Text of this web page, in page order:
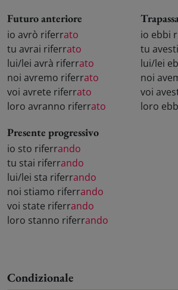
Futuro anteriore
io avrò riferrato
tu avrai riferrato
lui/lei avrà riferrato
noi avremo riferrato
voi avrete riferrato
loro avranno riferrato
io ebbi
tu
lui/lei
noi
voi
loro
Presente progressivo
io sto riferrando
tu stai riferrando
lui/lei sta riferrando
noi stiamo riferrando
voi state riferrando
loro stanno riferrando
Condizionale